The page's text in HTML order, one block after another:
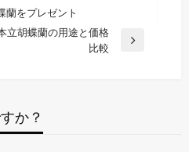
蘭をプレゼント
立胡蝶蘭の用途と価格
比較
か？